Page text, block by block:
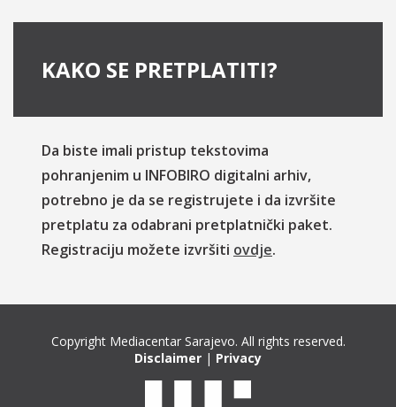
KAKO SE PRETPLATITI?
Da biste imali pristup tekstovima
pohranjenim u INFOBIRO digitalni arhiv,
potrebno je da se registrujete i da izvršite
pretplatu za odabrani pretplatnički paket.
Registraciju možete izvršiti ovdje.
Copyright Mediacentar Sarajevo. All rights reserved.
Disclaimer | Privacy